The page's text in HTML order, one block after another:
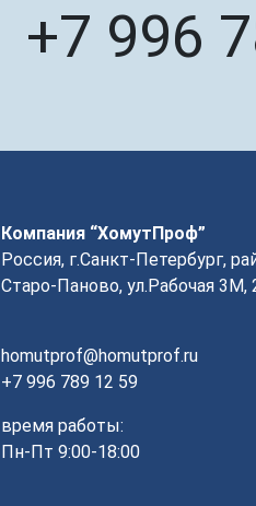
+7 996
Компания “ХомутПроф”
Россия, г.Санкт-Петербург,
Старо-Паново, ул.Рабочая 3М,
homutprof@homutprof.ru
+7 996 789 12 59
время работы:
Пн-Пт 9:00-18:00